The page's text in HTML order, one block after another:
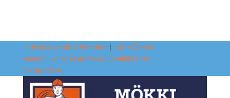
PUHELIN: +358 44 906 1089| SÄHKÖPOSTI:
ASIAKASPALVELU@MOKKITARVIKKEET.FI
0 KOHDETTA